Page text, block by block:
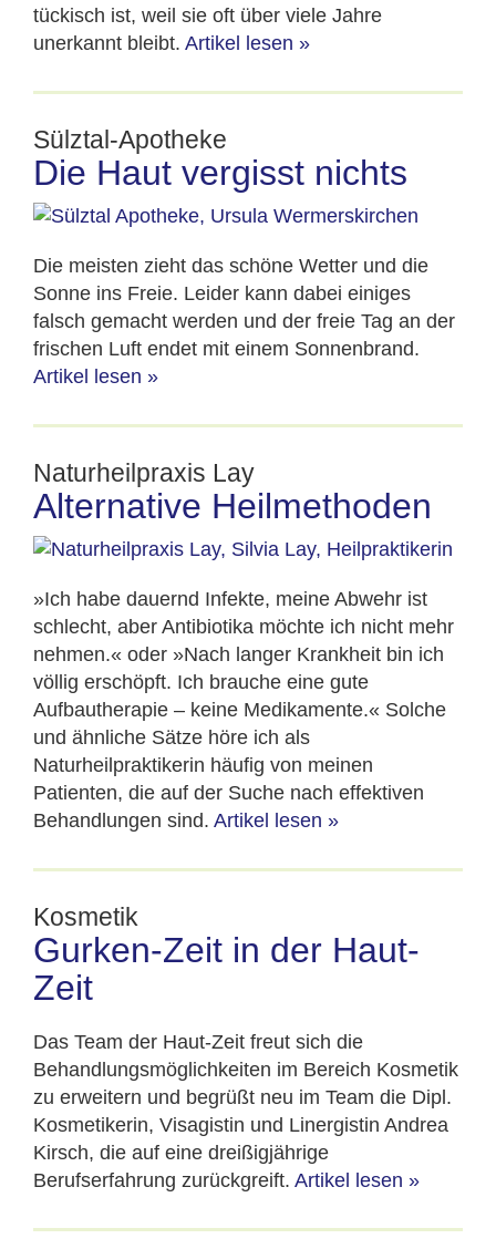
tückisch ist, weil sie oft über viele Jahre
unerkannt bleibt. Artikel lesen »
Sülztal-Apotheke
Die Haut vergisst nichts
Die meisten zieht das schöne Wetter und die
Sonne ins Freie. Leider kann dabei einiges
falsch gemacht werden und der freie Tag an der
frischen Luft endet mit einem Sonnenbrand.
Artikel lesen »
Naturheilpraxis Lay
Alternative Heilmethoden
»Ich habe dauernd Infekte, meine Abwehr ist
schlecht, aber Antibiotika möchte ich nicht mehr
nehmen.« oder »Nach langer Krankheit bin ich
völlig erschöpft. Ich brauche eine gute
Aufbautherapie – keine Medikamente.« Solche
und ähnliche Sätze höre ich als
Naturheilpraktikerin häufig von meinen
Patienten, die auf der Suche nach effektiven
Behandlungen sind. Artikel lesen »
Kosmetik
Gurken-Zeit in der Haut-
Zeit
Das Team der Haut-Zeit freut sich die
Behandlungsmöglichkeiten im Bereich Kosmetik
zu erweitern und begrüßt neu im Team die Dipl.
Kosmetikerin, Visagistin und Linergistin Andrea
Kirsch, die auf eine dreißigjährige
Berufserfahrung zurückgreift. Artikel lesen »